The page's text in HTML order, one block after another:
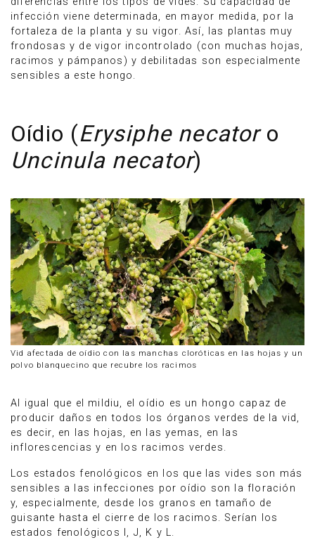
infección viene determinada, en mayor medida, por la
fortaleza de la planta y su vigor. Así, las plantas muy
frondosas y de vigor incontrolado (con muchas hojas,
racimos y pámpanos) y debilitadas son especialmente
sensibles a este hongo.
Oídio (Erysiphe necatoro
Uncinula necator)
Vid afectada de oídio con las manchas cloróticas en las hojas y un
polvo blanquecino que recubre los racimos
Al igual que el mildiu, el oídio es un hongo capaz de
producir daños en todos los órganos verdes de la vid,
es decir, en las hojas, en las yemas, en las
inflorescencias y en los racimos verdes.
Los estados fenológicos en los que las vides son más
sensibles a las infecciones por oídio son la floración
y, especialmente, desde los granos en tamaño de
guisante hasta el cierre de los racimos. Serían los
estados fenológicos I, J, K y L.